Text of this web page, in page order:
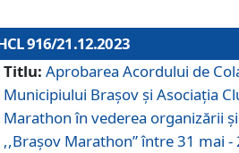
916/21.12.2023
Titlu: Aprobarea Acordului de
Municipiului Brașov și Asociația
Marathon în vederea organizării
,,Brașov Marathon” între 31 mai